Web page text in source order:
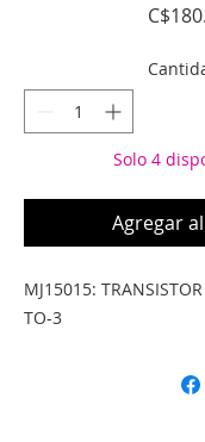
Solo 4
Agregar
MJ15015:
TO-3